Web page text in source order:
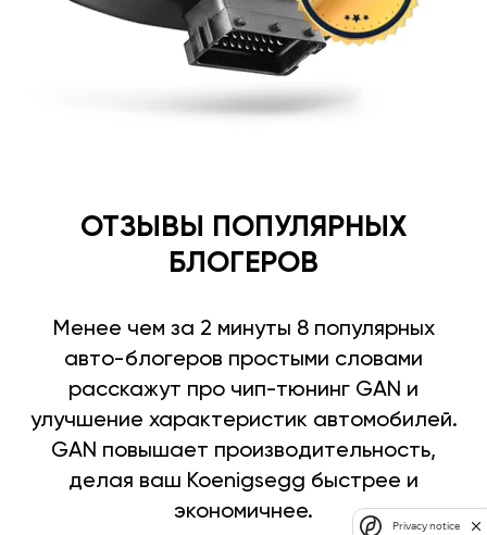
ОТЗЫВЫ ПОПУЛЯРНЫХ
БЛОГЕРОВ
Менее чем за 2 минуты 8 популярных
авто-блогеров простыми словами
расскажут про чип-тюнинг GAN и
улучшение характеристик автомобилей.
GAN повышает производительность,
делая ваш Koenigsegg быстрее и
экономичнее.
Privacy notice